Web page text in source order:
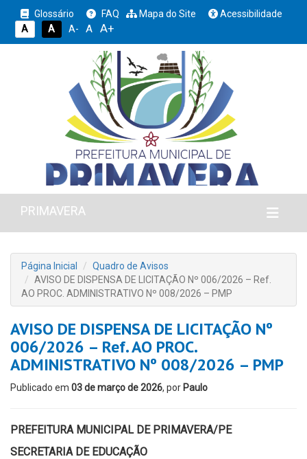
Glossário FAQ Mapa do Site
Acessibilidade
A
A A- A A+
PRIMAVERA
Página Inicial
Quadro de Avisos
AVISO DE DISPENSA DE LICITAÇÃO Nº 006/2026 – Ref.
AO PROC. ADMINISTRATIVO Nº 008/2026 – PMP
AVISO DE DISPENSA DE LICITAÇÃO Nº
006/2026 – Ref. AO PROC.
ADMINISTRATIVO Nº 008/2026 – PMP
Publicado em 03 de março de 2026, por Paulo
PREFEITURA MUNICIPAL DE PRIMAVERA/PE
SECRETARIA DE EDUCAÇÃO